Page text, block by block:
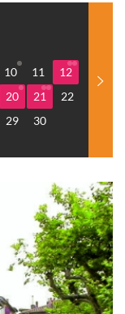
10 11
12
20 21
22
29 30